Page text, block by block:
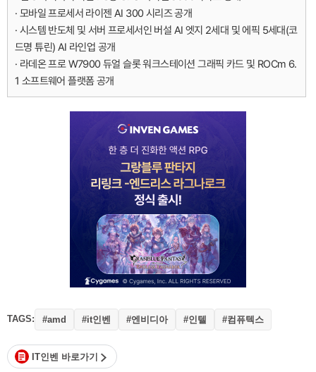
· 모바일 프로세서 라이젠 AI 300 시리즈 공개
· 시스템 반도체 및 서버 프로세서인 버설 AI 엣지 2세대 및 에픽 5세대(코
드명 튜린) AI 라인업 공개
· 라데온 프로 W7900 듀얼 슬롯 워크스테이션 그래픽 카드 및 ROCm 6.
1 소프트웨어 플랫폼 공개
TAGS: #amd #it인벤 #엔비디아 #인텔 #컴퓨텍스
IT인벤 바로가기